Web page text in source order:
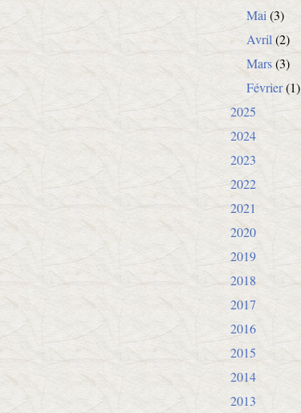
Mai (3)
Avril (2)
Mars(3)
Février(1)
2025
2024
2023
2022
2021
2020
2019
2018
2017
2016
2015
2014
2013